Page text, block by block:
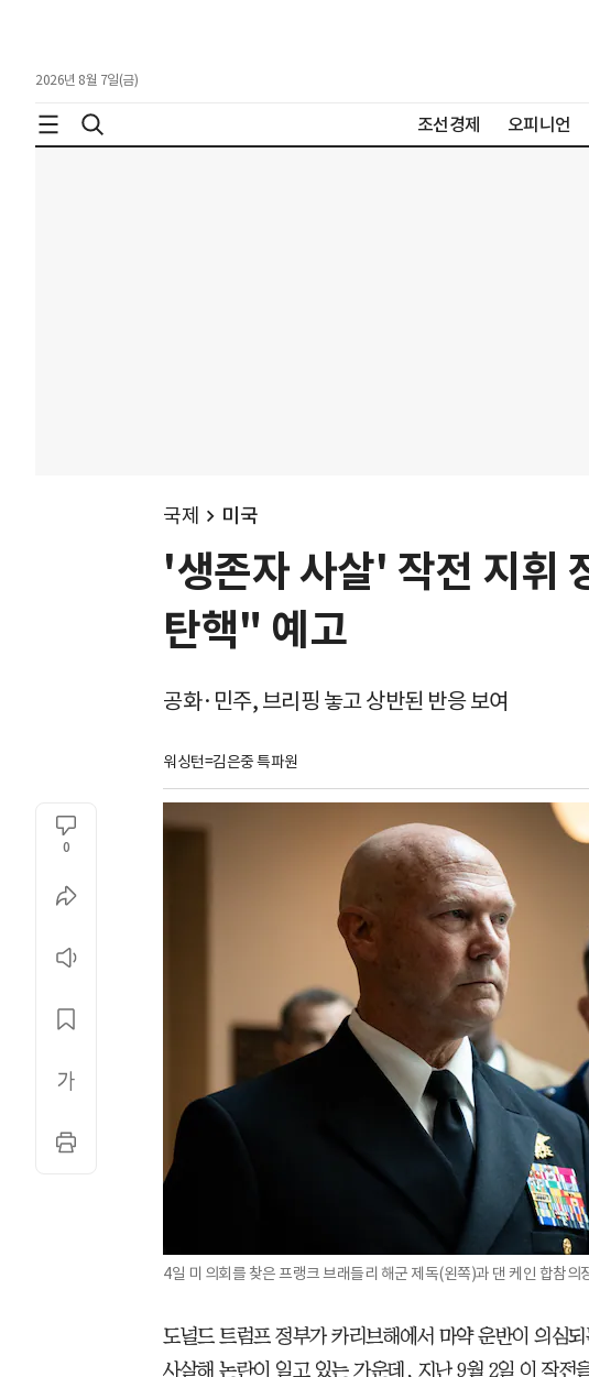
2026년 8월 7일(금)
조선경제 오피니언
국제 미국
'생존자 사살' 작전 지휘
탄핵" 예고
공화·민주, 브리핑 놓고 상반된 반응 보여
워싱턴=김은중 특파원
0
4일 미 의회를 찾은 프랭크 브래들리 해군 제독(왼쪽)과 댄 케인 합참의
도널드 트럼프 정부가 카리브해에서 마약 운반이 의심
사살해 논란이 일고 있는 가운데, 지난 9월 2일 이 작전